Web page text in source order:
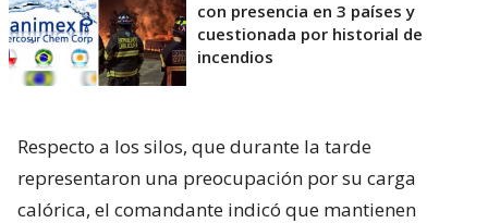
con presencia en 3 países y
cuestionada por historial de
incendios
Respecto a los silos, que durante la tarde
representaron una preocupación por su carga
calórica, el comandante indicó que mantienen